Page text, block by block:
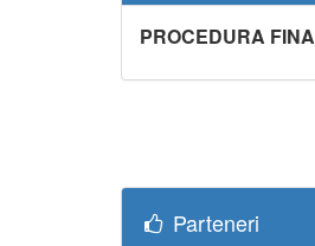
PROCEDURA
Parteneri